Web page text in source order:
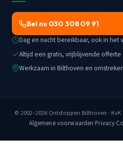
Bel nu 030 308 09 91
Dag en nacht bereikbaar, ook in het
Altijd een gratis, vrijblijvende offerte
Werkzaam in Bilthoven en omstreken
© 2002–2026 Ontstoppen Bilthoven ·
Algemene voorwaarden·Privacy·